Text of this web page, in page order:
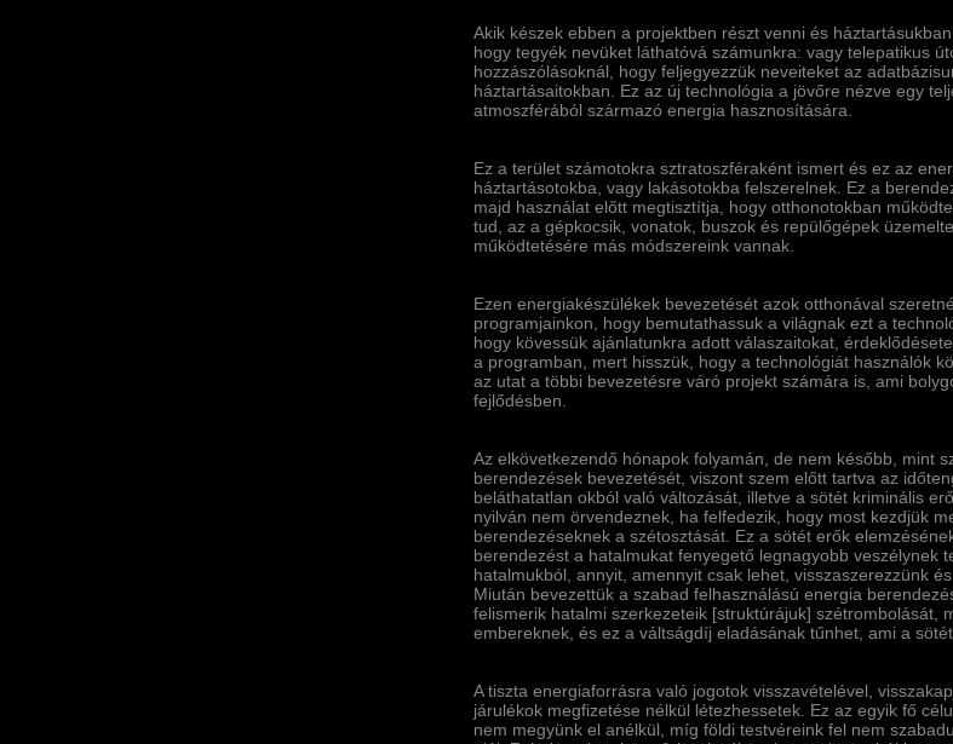
Akik készek ebben a projektben részt venni és
hogy tegyék nevüket láthatóvá számunkra: vagy telepatikus
hozzászólásoknál, hogy feljegyezzük neveiteket az
háztartásaitokban. Ez az új technológia a jövőre nézve egy
atmoszférából származó energia hasznosí­tására.
Ez a terület számotokra sztratoszféraként ismert és ez az
háztartásotokba, vagy lakásotokba felszerelnek. Ez a
majd használat előtt megtisztí­tja, hogy otthonotokban
tud, az a gépkocsik, vonatok, buszok és repülőgépek
működtetésére más módszereink vannak.
Ezen energiakészülékek bevezetését azok otthonával
programjainkon, hogy bemutathassuk a világnak ezt a
hogy kövessük ajánlatunkra adott válaszaitokat,
a programban, mert hisszük, hogy a technológiát használók
az utat a többi bevezetésre váró projekt számára is, ami
fejlődésben.
Az elkövetkezendő hónapok folyamán, de nem később, mint
berendezések bevezetését, viszont szem előtt tartva az
beláthatatlan okból való változását, illetve a sötét kriminális
nyilván nem örvendeznek, ha felfedezik, hogy most kezdjük
berendezéseknek a szétosztását. Ez a sötét erők
berendezést a hatalmukat fenyegető legnagyobb veszélynek
hatalmukból, annyit, amennyit csak lehet, visszaszerezzünk
Miután bevezettük a szabad felhasználású energia
felismerik hatalmi szerkezeteik [struktúrájuk] szétrombolását,
embereknek, és ez a váltságdí­j eladásának tűnhet, ami a
A tiszta energiaforrásra való jogotok visszavételével,
járulékok megfizetése nélkül létezhessetek. Ez az egyik fő
nem megyünk el anélkül, mí­g földi testvéreink fel nem